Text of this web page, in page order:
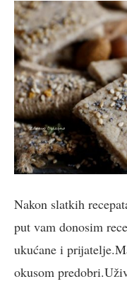
Nakon slatkih
put vam donosim
ukućane i
okusom